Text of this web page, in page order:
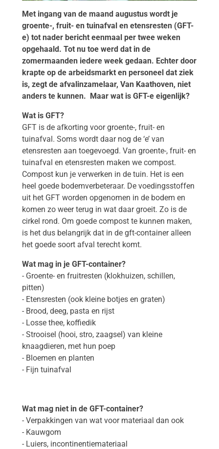
Met ingang van de maand augustus wordt je
groente-, fruit- en tuinafval en etensresten (GFT-
e) tot nader bericht eenmaal per twee weken
opgehaald. Tot nu toe werd dat in de
zomermaanden iedere week gedaan. Echter door
krapte op de arbeidsmarkt en personeel dat ziek
is, zegt de afvalinzamelaar, Van Kaathoven, niet
anders te kunnen. Maar wat is GFT-e eigenlijk?
Wat is GFT?
GFT is de afkorting voor groente-, fruit- en
tuinafval. Soms wordt daar nog de ‘e’ van
etensresten aan toegevoegd. Van groente-, fruit- en
tuinafval en etensresten maken we compost.
Compost kun je verwerken in de tuin. Het is een
heel goede bodemverbeteraar. De voedingsstoffen
uit het GFT worden opgenomen in de bodem en
komen zo weer terug in wat daar groeit. Zo is de
cirkel rond. Om goede compost te kunnen maken,
is het dus belangrijk dat in de gft-container alleen
het goede soort afval terecht komt.
Wat mag in je GFT-container?
- Groente- en fruitresten (klokhuizen, schillen,
pitten)
- Etensresten (ook kleine botjes en graten)
- Brood, deeg, pasta en rijst
- Losse thee, koffiedik
- Strooisel (hooi, stro, zaagsel) van kleine
knaagdieren, met hun poep
- Bloemen en planten
- Fijn tuinafval
Wat mag niet in de GFT-container?
- Verpakkingen van wat voor materiaal dan ook
- Kauwgom
- Luiers, incontinentiemateriaal